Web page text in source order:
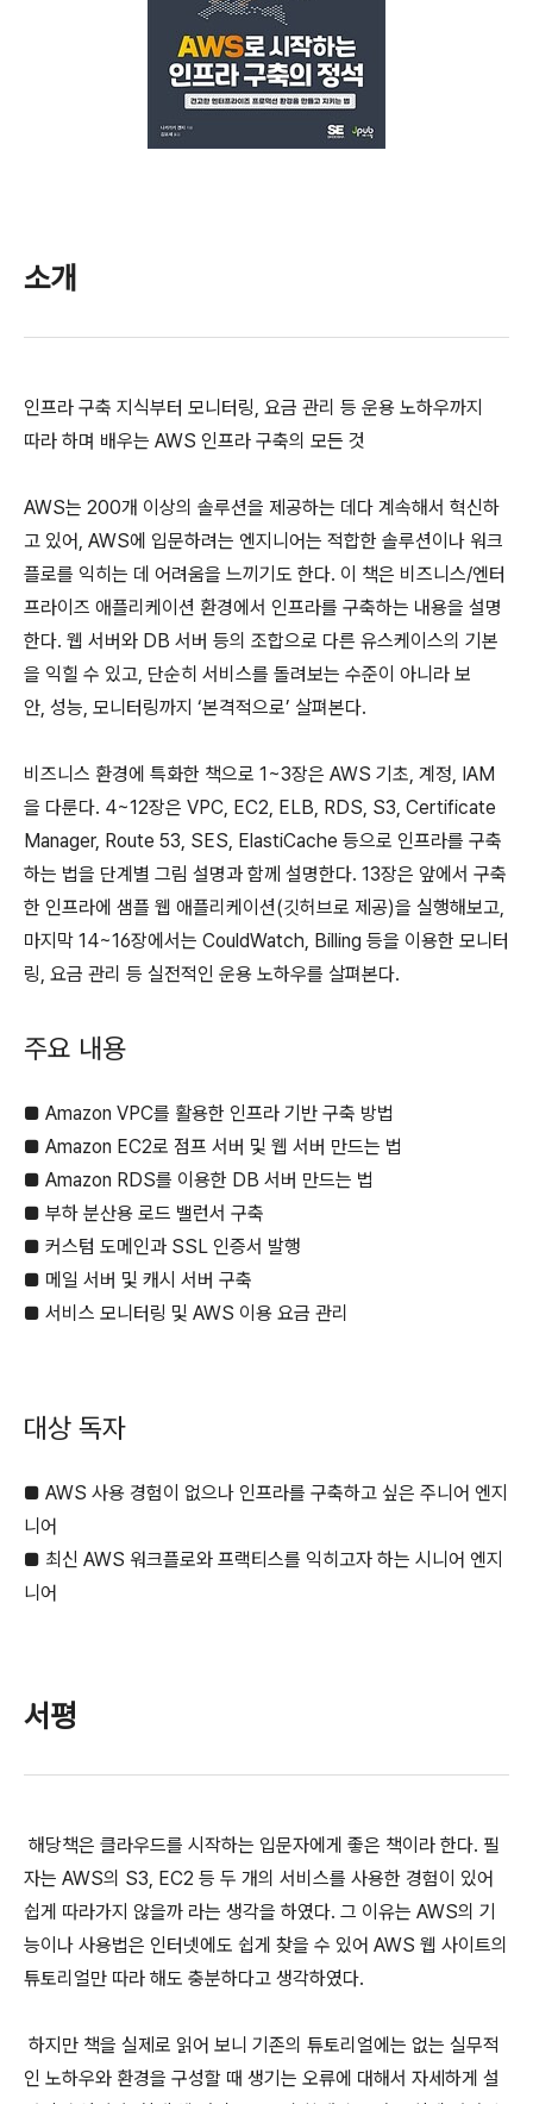
소개
인프라 구축 지식부터 모니터링, 요금 관리 등 운용 노하우까지
따라 하며 배우는 AWS 인프라 구축의 모든 것
AWS는 200개 이상의 솔루션을 제공하는 데다 계속해서 혁신하
고 있어, AWS에 입문하려는 엔지니어는 적합한 솔루션이나 워크
플로를 익히는 데 어려움을 느끼기도 한다. 이 책은 비즈니스/엔터
프라이즈 애플리케이션 환경에서 인프라를 구축하는 내용을 설명
한다. 웹 서버와 DB 서버 등의 조합으로 다른 유스케이스의 기본
을 익힐 수 있고, 단순히 서비스를 돌려보는 수준이 아니라 보
안, 성능, 모니터링까지 ‘본격적으로’ 살펴본다.
비즈니스 환경에 특화한 책으로 1~3장은 AWS 기초, 계정, IAM
을 다룬다. 4~12장은 VPC, EC2, ELB, RDS, S3, Certificate
Manager, Route 53, SES, ElastiCache 등으로 인프라를 구축
하는 법을 단계별 그림 설명과 함께 설명한다. 13장은 앞에서 구축
한 인프라에 샘플 웹 애플리케이션(깃허브로 제공)을 실행해보고,
마지막 14~16장에서는 CouldWatch, Billing 등을 이용한 모니터
링, 요금 관리 등 실전적인 운용 노하우를 살펴본다.
주요 내용
■ Amazon VPC를 활용한 인프라 기반 구축 방법
■ Amazon EC2로 점프 서버 및 웹 서버 만드는 법
■ Amazon RDS를 이용한 DB 서버 만드는 법
■ 부하 분산용 로드 밸런서 구축
■ 커스텀 도메인과 SSL 인증서 발행
■ 메일 서버 및 캐시 서버 구축
■ 서비스 모니터링 및 AWS 이용 요금 관리
대상 독자
■ AWS 사용 경험이 없으나 인프라를 구축하고 싶은 주니어 엔지
니어
■ 최신 AWS 워크플로와 프랙티스를 익히고자 하는 시니어 엔지
니어
서평
해당책은 클라우드를 시작하는 입문자에게 좋은 책이라 한다. 필
자는 AWS의 S3, EC2 등 두 개의 서비스를 사용한 경험이 있어
쉽게 따라가지 않을까 라는 생각을 하였다. 그 이유는 AWS의 기
능이나 사용법은 인터넷에도 쉽게 찾을 수 있어 AWS 웹 사이트의
튜토리얼만 따라 해도 충분하다고 생각하였다.
하지만 책을 실제로 읽어 보니 기존의 튜토리얼에는 없는 실무적
인 노하우와 환경을 구성할 때 생기는 오류에 대해서 자세하게 설